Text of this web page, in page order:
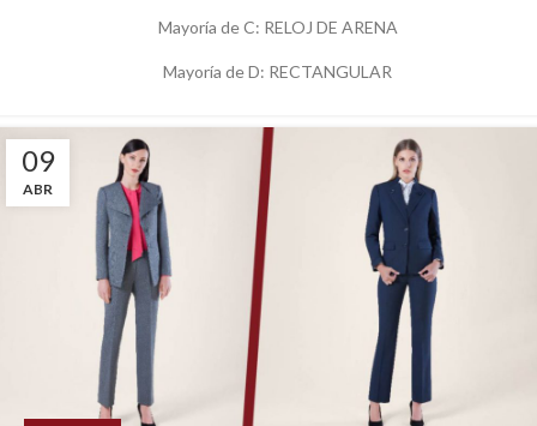
Mayoría de C: RELOJ DE ARENA
Mayoría de D: RECTANGULAR
09
ABR